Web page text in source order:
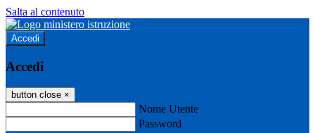
Salta al contenuto
Accedi
Accedi
button close ×
Nome Utente
Password